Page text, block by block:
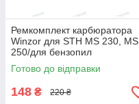
Ремкомплект карбюратора
Winzor для STH MS 230, MS
250/для бензопил
Готово до відправки
148 ₴ 220 ₴